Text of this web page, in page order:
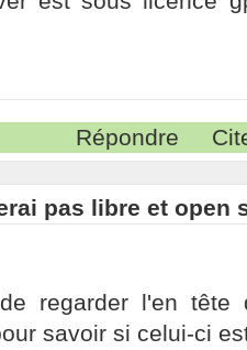
Répondre
pas libre et open
regarder l'en tête
savoir si celui-ci